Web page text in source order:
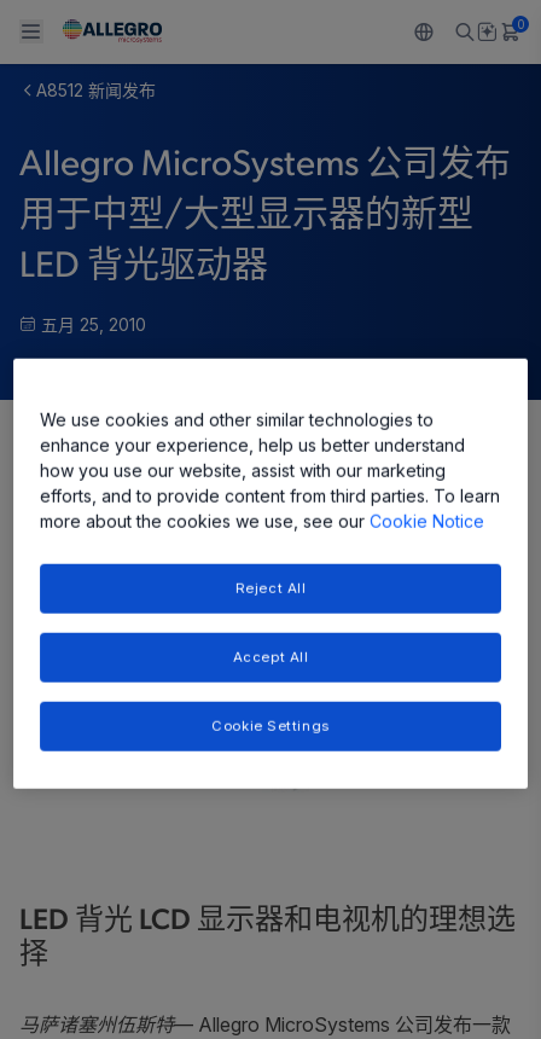
Back To Main Menu
产品
驱动器
Back To Main Menu
应用
消费品
Technologies
Back To Main Menu
技术支持
设计和开发
软件门户
Back To Main Menu
技术资源
Resource Center
Back To Main Menu
关于 ALLEGRO
我们的公司
企业责任
Growth and Inclusion
联系我们
0
A8512 新闻发布
Allegro MicroSystems 公司发布
用于中型/大型显示器的新型
LED 背光驱动器
五月 25, 2010
Share
LED 背光 LCD 显示器和电视机的理想选
择
马萨诸塞州伍斯特— Allegro MicroSystems 公司发布一款
We use cookies and other similar technologies to
enhance your experience, help us better understand
how you use our website, assist with our marketing
efforts, and to provide content from third parties. To learn
more about the cookies we use, see ourCookie Notice
Reject All
Accept All
Cookie Settings